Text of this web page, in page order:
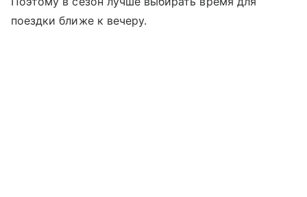
поездки ближе к вечеру.